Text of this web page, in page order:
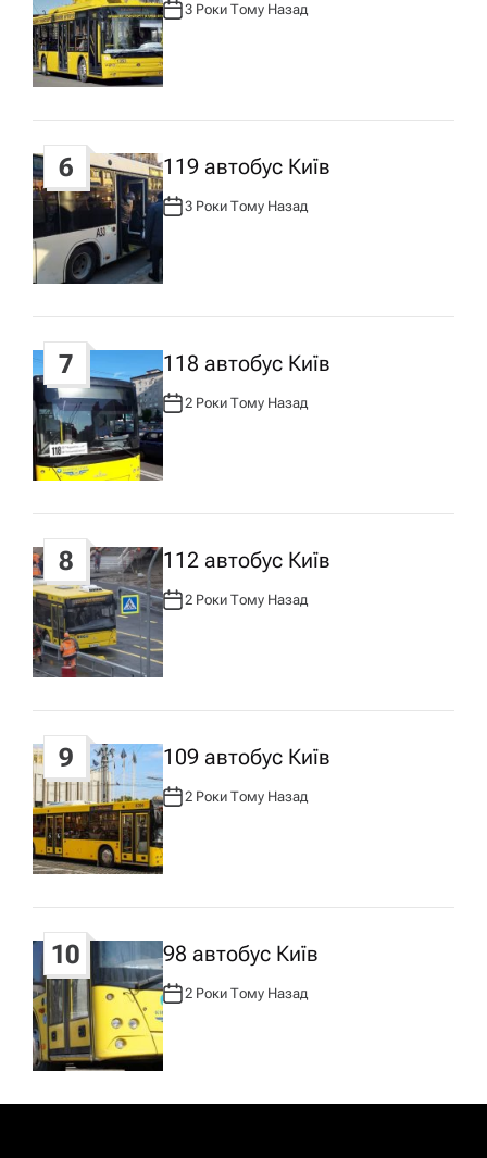
А
В
Т
О
Р
:
3 Роки Тому Назад
6 119 автобус Київ
А
Р
:
3 Роки Тому Назад
7 118 автобус Київ
А
В
Т
Р
:
2 Роки Тому Назад
8 112 автобус Київ
А
В
О
Р
:
2 Роки Тому Назад
9 109 автобус Київ
А
В
Т
О
Р
:
2 Роки Тому Назад
10 98 автобус Київ
А
В
Т
О
Р
:
2 Роки Тому Назад